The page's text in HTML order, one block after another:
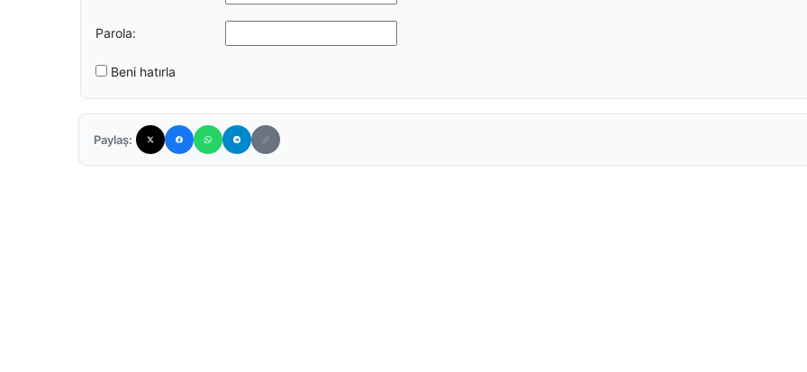
Parola:
Beni hatırla
Paylaş: